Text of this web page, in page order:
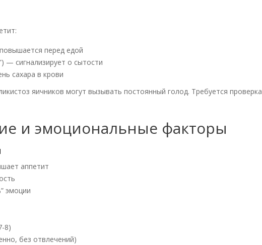
перед едой
— сигнализирует о сытости
сахара в крови
яичников могут вызывать постоянный голод. Требуется проверка
и эмоциональные факторы
аппетит
эмоции
8)
без отвлечений)